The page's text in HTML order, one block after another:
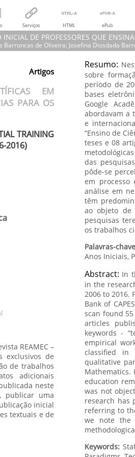
Serviços HTML ePub
DE PROFESSORES QUE
Barroncas de Oliveira; Josefina Diosdada
Barroncas de Oliveira; Josefina Diosdada
CIENTÍFICAS EM FORMAÇÃO INICIAL
INICIAIS DO ENSINO FUNDAMENTAL
IN INITIAL TRAINING OF
SCHOOL (2006-2016)
de Educação em Ciências e
Universidade Federal de Mato Grosso
Artigos
EM
PARA OS
TRAINING
2016)
REAMEC –
Resumo:
sobre
período de
bases
Google
abordavam a
e
“Ensino de
teses e 08
das
pôde-se
em processo
análise em
têm
ao objeto de
pesquisas
os trabalhos
Palavras-
Abstract: In
in the
2006 to 2016.
Bank of
scan found
articles
keywords -
empirical
classified in
qualitative
education
was not
research has
referring to
we note the
Keywords: State of Art, Initial